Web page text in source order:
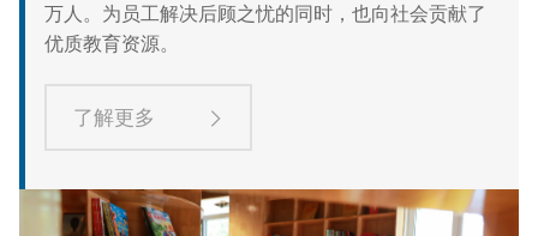
万人。为员工解决后顾之忧的同时，也向社会贡献了
优质教育资源。
了解更多